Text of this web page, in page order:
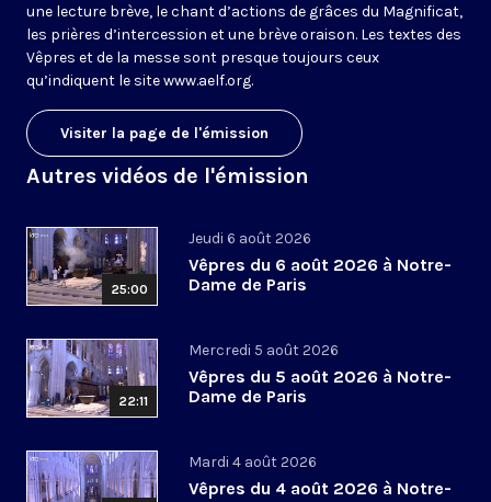
une lecture brève, le chant d’actions de grâces du Magnificat,
les prières d’intercession et une brève oraison. Les textes des
Vêpres et de la messe sont presque toujours ceux
qu’indiquent le sitewww.aelf.org.
Visiter la page de l'émission
Autres vidéos de l'émission
25:00
Jeudi 6 août 2026
Vêpres du 6 août 2026 à Notre-
Dame de Paris
22:11
Mercredi 5 août 2026
Vêpres du 5 août 2026 à Notre-
Dame de Paris
Mardi 4 août 2026
Vêpres du 4 août 2026 à Notre-